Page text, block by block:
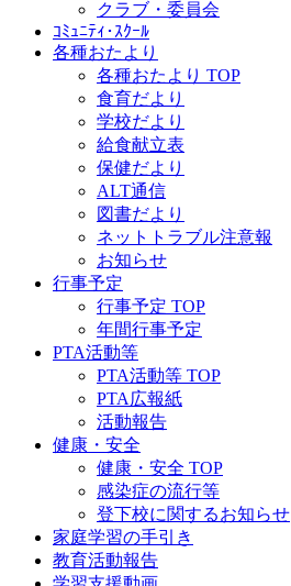
クラブ・委員会
ｺﾐｭﾆﾃｨ･ｽｸｰﾙ
各種おたより
各種おたより TOP
食育だより
学校だより
給食献立表
保健だより
ALT通信
図書だより
ネットトラブル注意報
お知らせ
行事予定
行事予定 TOP
年間行事予定
PTA活動等
PTA活動等 TOP
PTA広報紙
活動報告
健康・安全
健康・安全 TOP
感染症の流行等
登下校に関するお知らせ
家庭学習の手引き
教育活動報告